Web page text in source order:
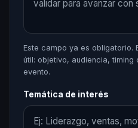
Este campo ya es obligatorio.
útil: objetivo, audiencia,
evento.
Temática de interés